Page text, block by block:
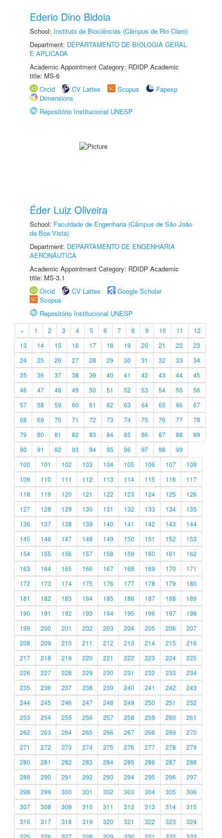
Ederio Dino Bidoia
School: Instituto de Biociências (Câmpus de Rio Claro)
Department: DEPARTAMENTO DE BIOLOGIA GERAL
E APLICADA
Academic Appointment Category: RDIDP Academic
title: MS-6
Orcid
CV Lattes Scopus
Fapesp
Dimensions
Repositório Institucional UNESP
Éder Luiz Oliveira
School: Faculdade de Engenharia (Câmpus de São João
da Boa Vista)
Department: DEPARTAMENTO DE ENGENHARIA
AERONÁUTICA
Academic Appointment Category: RDIDP Academic
title: MS-3.1
Orcid
CV Lattes
Google Scholar
Scopus
Repositório Institucional UNESP
« 1 2 3 4 5 6 7 8 9 10 11
12
13
14 15 16 17 18 19 20 21 22
23
24
25 26 27 28 29 30 31 32 33
34
35
36 37 38 39 40 41 42 43 44
45
46
47 48 49 50 51 52 53 54 55
56
57
58 59 60 61 62 63 64 65 66
67
68
69 70 71 72 73 74 75 76 77
78
79
80 81 82 83 84 85 86 87 88
89
90
91 92 93 94 95 96 97 98
99
100
101 102 103 104 105 106 107
108
109
110 111 112 113 114 115 116
117
118
119 120 121 122 123 124 125
126
127
128 129 130 131 132 133 134
135
136
137 138 139 140 141 142 143
144
145
146 147 148 149 150 151 152
153
154
155 156 157 158 159 160 161
162
163
164 165 166 167 168 169 170
171
172
173 174 175 176 177 178 179
180
181
182 183 184 185 186 187 188
189
190
191 192 193 194 195 196 197
198
199
200 201 202 203 204 205 206
207
208
209 210 211 212 213 214 215
216
217
218 219 220 221 222 223 224
225
226
227 228 229 230 231 232 233
234
235
236 237 238 239 240 241 242
243
244
245 246 247 248 249 250 251
252
253
254 255 256 257 258 259 260
261
262
263 264 265 266 267 268 269
270
271
272 273 274 275 276 277 278
279
280
281 282 283 284 285 286 287
288
289
290 291 292 293 294 295 296
297
298
299 300 301 302 303 304 305
306
307
308 309 310 311 312 313 314
315
316
317 318 319 320 321 322 323
324
325
326 327 328 329 330 331 332 333